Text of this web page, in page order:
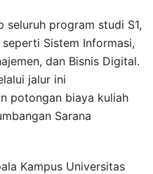
seluruh program studi S1,
Sistem Informasi,
dan Bisnis Digital.
jalur ini
potongan biaya kuliah
Sarana
Kampus Universitas